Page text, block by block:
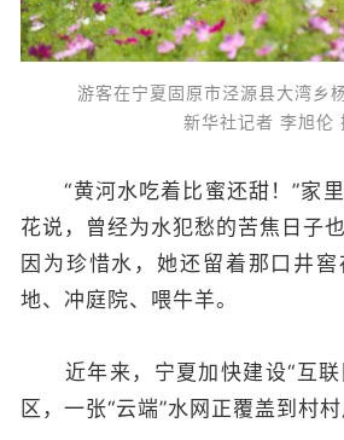
游客在宁夏固原市泾源县大湾乡杨
新华社记者 李旭伦
“黄河水吃着比蜜还甜！”家里
花说，曾经为水犯愁的苦焦日子
因为珍惜水，她还留着那口井
地、冲庭院、喂牛羊。
近年来，宁夏加快建设“互联
区，一张“云端”水网正覆盖到村村